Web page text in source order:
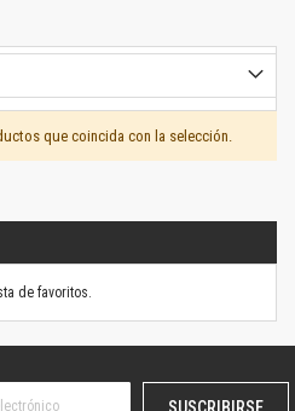
que coincida con la selección.
de favoritos.
SUSCRIBIRSE